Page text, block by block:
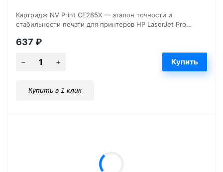
Картридж NV Print CE285X — эталон точности и
стабильности печати для принтеров HP LaserJet Pro...
637 ₽
Купить в 1 клик